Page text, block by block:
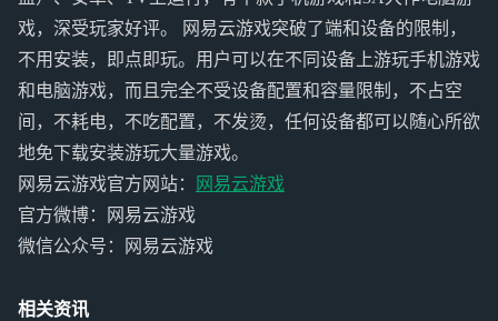
戏，深受玩家好评。 网易云游戏突破了端和设备的限制，
不用安装，即点即玩。用户可以在不同设备上游玩手机游戏
和电脑游戏，而且完全不受设备配置和容量限制，不占空
间，不耗电，不吃配置，不发烫，任何设备都可以随心所欲
地免下载安装游玩大量游戏。
网易云游戏官方网站：
网易云游戏
官方微博：网易云游戏
微信公众号：网易云游戏
相关资讯